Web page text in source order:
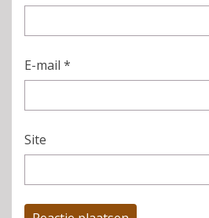
E-mail *
Site